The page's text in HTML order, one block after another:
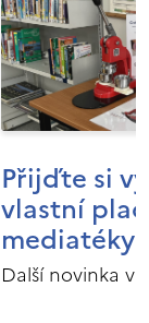
Přijďte si
vlastní
mediatéky
Další novinka v